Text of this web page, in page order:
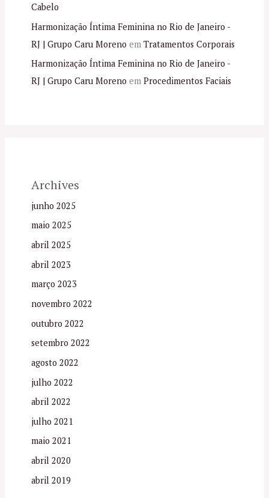
Cabelo
Harmonização Íntima Feminina no Rio de Janeiro -
RJ | Grupo Caru Moreno em Tratamentos Corporais
Harmonização Íntima Feminina no Rio de Janeiro -
RJ | Grupo Caru Moreno em Procedimentos Faciais
Archives
junho 2025
maio 2025
abril 2025
abril 2023
março 2023
novembro 2022
outubro 2022
setembro 2022
agosto 2022
julho 2022
abril 2022
julho 2021
maio 2021
abril 2020
abril 2019